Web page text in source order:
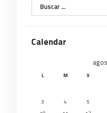
Buscar:
Calendar
L M X
3
4 5